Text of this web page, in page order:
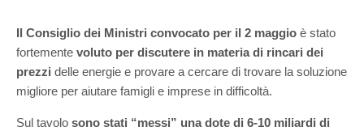
Il Consiglio dei Ministri convocato per il 2 maggio è stato
fortemente voluto per discutere in materia di rincari dei
prezzi delle energie e provare a cercare di trovare la soluzione
migliore per aiutare famigli e imprese in difficoltà.
Sul tavolo sono stati “messi” una dote di 6-10 miliardi di